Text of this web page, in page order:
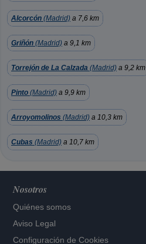
Alcorcón (Madrid) a 7,6 km
Griñón (Madrid) a 9,1 km
Torrejón de La Calzada (Madrid) a 9,2 km
Pinto (Madrid) a 9,9 km
Arroyomolinos (Madrid) a 10,3 km
Cubas (Madrid) a 10,7 km
Nosotros
Quiénes somos
Aviso Legal
Configuración de Cookies